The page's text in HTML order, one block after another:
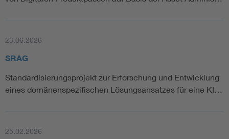
23.06.2026
SRAG
Standardisierungsprojekt zur Erforschung und Entwicklung
eines domänenspezifischen Lösungsansatzes für eine KI…
25.02.2026